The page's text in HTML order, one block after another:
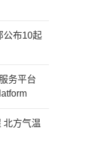
公布10起
务平台
北方气温